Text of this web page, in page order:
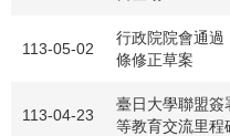
113-05-02
行政院院會通過
條修正草案
113-04-23
臺日大學聯盟簽
等教育交流里程